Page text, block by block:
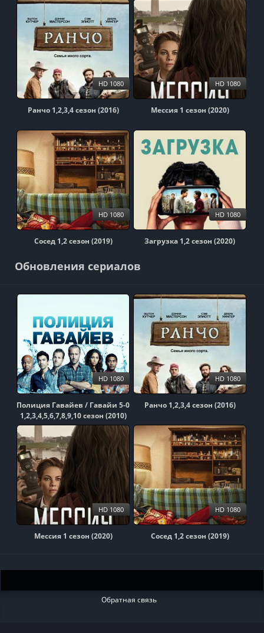
Ранчо 1,2,3,4 сезон (2016)
HD 1080
Мессия 1 сезон (2020)
HD 1080
Сосед 1,2 сезон (2019)
HD 1080
Загрузка 1,2 сезон (2020)
HD 1080
Обновления сериалов
Полиция Гавайев / Гавайи 5-0
1,2,3,4,5,6,7,8,9,10 сезон (2010)
HD 1080
Ранчо 1,2,3,4 сезон (2016)
HD 1080
Мессия 1 сезон (2020)
HD 1080
Сосед 1,2 сезон (2019)
HD 1080
Обратная связь